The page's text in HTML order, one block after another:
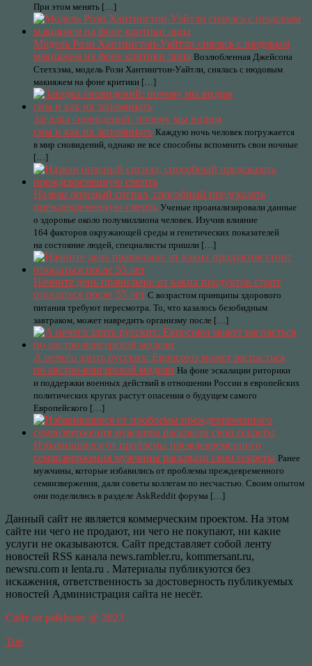
При этом менять […]
Модель Рози Хантингтон-Уайтли снялась с нюдовым
макияжем на фоне критики лица Возлюбленная Джейсона
Стетхэма, модель Рози Хантингтон-Уайтли, снялась с нюдовым
макияжем на фоне критики […]
Загадка сновидений: почему мы видим
сны и как их запоминать Каждую ночь человек погружается
в мир сновидений, однако не все способны вспомнить свои ночные
[…]
Назван опасный сигнал, способный предсказать
преждевременную смерть Ученые проанализировали данные
о здоровье около полумиллиона человек. Изучив влияние
164 факторов окружающей среды и генетических показателей
на состояние людей, специалисты пришли […]
Начните день правильно: от каких продуктов стоит
отказаться после 55 лет С возрастом принципы здорового
питания требуют пересмотра. То, что казалось безобидным
завтраком, может навредить организму после […]
А нечего злить русских: Евросоюз может распасться
по австро-венгерской модели На фоне эскалации риторики
и поддержки военных действий в отношении России в европейских
политических кругах растут опасения о будущем самого
Европейского […]
Избавившиеся от проблемы преждевременного
семяизвержения мужчины раскрыли свои секреты Ранее
мужчины, которые избавились от проблемы преждевременного
семяизвержения, дали советы коллегам по несчастью. Своим опытом
они поделились в разделе AskReddit форума […]
Данный сайт не является коммерческим проектом. На этом
сайте ни чего не продают, ни чего не покупают, ни какие
услуги не оказываются. Сайт представляет собой ленту
новостей RSS канала news.rambler.ru, kommersant.ru,
newsru.com и lenta.ru . Материалы публикуются без
искажения, ответственность за достоверность публикуемых
новостей Администрация сайта не несёт.
Сайт от psikhoter @ 2023
Top